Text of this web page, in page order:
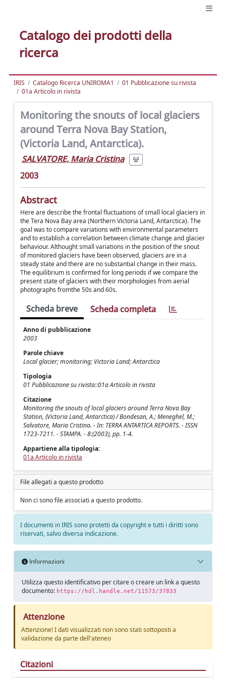
Catalogo dei prodotti della
ricerca
IRIS Catalogo Ricerca UNIROMA1
01 Pubblicazione su rivista
01a Articolo in rivista
Monitoring the snouts of local glaciers
around Terra Nova Bay Station,
(Victoria Land, Antarctica).
SALVATORE, Maria Cristina
2003
Abstract
Here are describe the frontal fluctuations of small local glaciers in
the Tera Nova Bay area (Northern Victoria Land, Antarctica). The
goal was to compare variations with environmental parameters
and to establish a correlation between climate change and glacier
behaviour. Althought small variations in the position of the snout
of monitored glaciers have been observed, glaciers are in a
steady state and there are no substantial change in their mass.
The equilibrium is confirmed for long periods if we compare the
present state of glaciers with their morphologies from aerial
photographs fromthe 50s and 60s.
Scheda breve Scheda completa
Anno di pubblicazione
2003
Parole chiave
Local glacier; monitoring; Victoria Land; Antarctica
Tipologia
01 Pubblicazione su rivista::01a Articolo in rivista
Citazione
Monitoring the snouts of local glaciers around Terra Nova Bay
Station, (Victoria Land, Antarctica) / Bondesan, A.; Meneghel, M.;
Salvatore, Maria Cristina. - In: TERRA ANTARTICA REPORTS. - ISSN
1723-7211. - STAMPA. - 8:(2003), pp. 1-4.
Appartiene alla tipologia:
01a Articolo in rivista
File allegati a questo prodotto
Non ci sono file associati a questo prodotto.
I documenti in IRIS sono protetti da copyright e tutti i diritti sono
riservati, salvo diversa indicazione.
Informazioni
Utilizza questo identificativo per citare o creare un link a questo
documento: https://hdl.handle.net/11573/37833
Attenzione
Attenzione! I dati visualizzati non sono stati sottoposti a
validazione da parte dell'ateneo
Citazioni